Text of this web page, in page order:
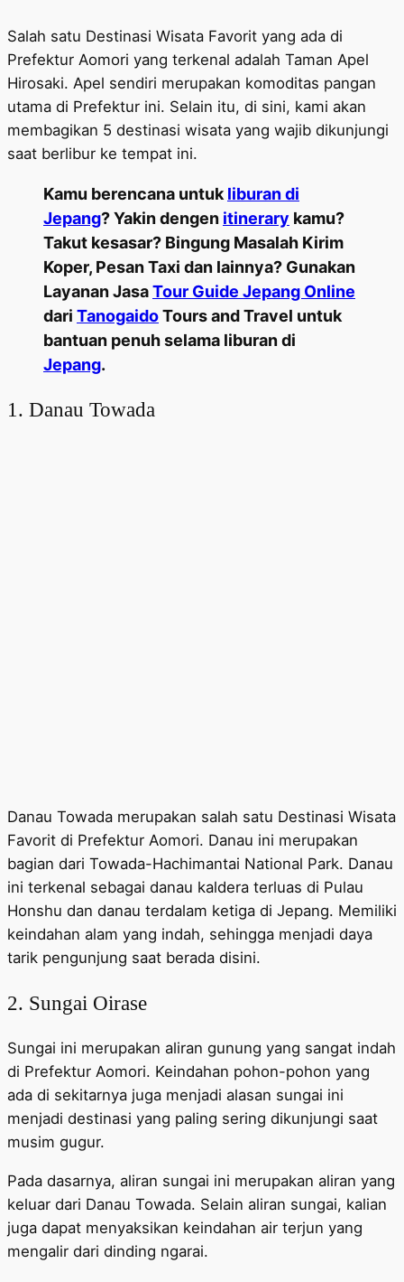
Salah satu Destinasi Wisata Favorit yang ada di
Prefektur Aomori yang terkenal adalah Taman Apel
Hirosaki. Apel sendiri merupakan komoditas pangan
utama di Prefektur ini. Selain itu, di sini, kami akan
membagikan 5 destinasi wisata yang wajib dikunjungi
saat berlibur ke tempat ini.
Kamu berencana untuk liburan di
Jepang? Yakin dengen itinerary kamu?
Takut kesasar? Bingung Masalah Kirim
Koper, Pesan Taxi dan lainnya? Gunakan
Layanan JasaTour Guide Jepang Online
dari TanogaidoTours and Travel untuk
bantuan penuh selama liburan di
Jepang.
1. Danau Towada
Danau Towada merupakan salah satu Destinasi Wisata
Favorit di Prefektur Aomori. Danau ini merupakan
bagian dari Towada-Hachimantai National Park. Danau
ini terkenal sebagai danau kaldera terluas di Pulau
Honshu dan danau terdalam ketiga di Jepang. Memiliki
keindahan alam yang indah, sehingga menjadi daya
tarik pengunjung saat berada disini.
2. Sungai Oirase
Sungai ini merupakan aliran gunung yang sangat indah
di Prefektur Aomori. Keindahan pohon-pohon yang
ada di sekitarnya juga menjadi alasan sungai ini
menjadi destinasi yang paling sering dikunjungi saat
musim gugur.
Pada dasarnya, aliran sungai ini merupakan aliran yang
keluar dari Danau Towada. Selain aliran sungai, kalian
juga dapat menyaksikan keindahan air terjun yang
mengalir dari dinding ngarai.